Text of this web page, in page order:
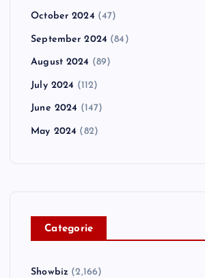
October 2024 (47)
September 2024 (84)
August 2024 (89)
July 2024 (112)
June 2024 (147)
May 2024 (82)
Categorie
Showbiz (2,166)